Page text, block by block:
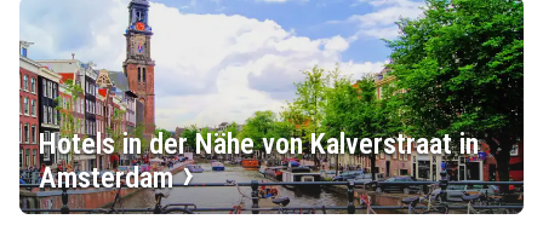
Hotels in der Nähe von Kalverstraat in
Amsterdam